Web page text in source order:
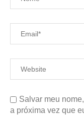
Salvar meu
a próxima vez que